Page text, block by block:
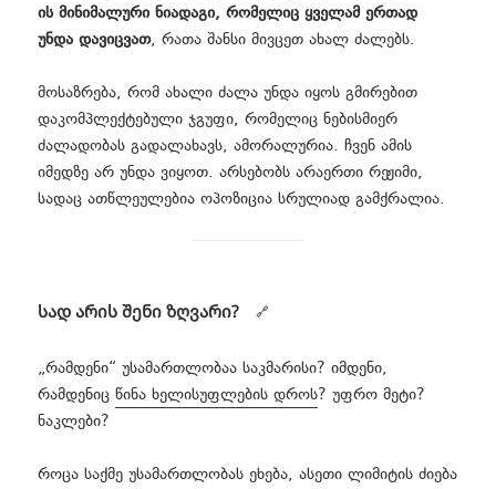
ის მინიმალური ნიადაგი, რომელიც ყველამ ერთად
უნდა დავიცვათ, რათა შანსი მივცეთ ახალ ძალებს.
მოსაზრება, რომ ახალი ძალა უნდა იყოს გმირებით
დაკომპლექტებული ჯგუფი, რომელიც ნებისმიერ
ძალადობას გადალახავს, ამორალურია. ჩვენ ამის
იმედზე არ უნდა ვიყოთ. არსებობს არაერთი რეჟიმი,
სადაც ათწლეულებია ოპოზიცია სრულიად გამქრალია.
სად არის შენი ზღვარი?
„რამდენი“ უსამართლობაა საკმარისი? იმდენი,
რამდენიცწინა ხელისუფლების დროს? უფრო მეტი?
ნაკლები?
როცა საქმე უსამართლობას ეხება, ასეთი ლიმიტის ძიება